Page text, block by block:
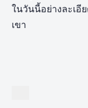
ในวันนี้อย่างละเอี
เขา